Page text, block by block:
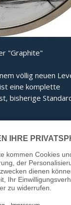
"Graphite"
völlig neuen
eine komplette
bisherige
optimale
Sie bei jedem
wird effizienter
Kontakt mit dem
übertragen,